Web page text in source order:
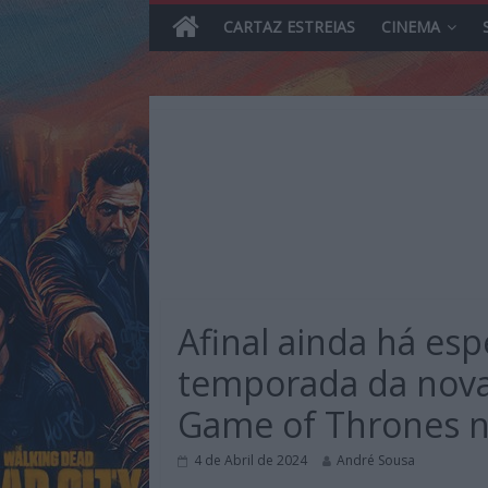
to
content
Reviews
Previews
sobre
CARTAZ ESTREIAS CINEMA
Afinal ainda há
temporada da
Game of Thrones
4 de Abril de 2024 André Sousa